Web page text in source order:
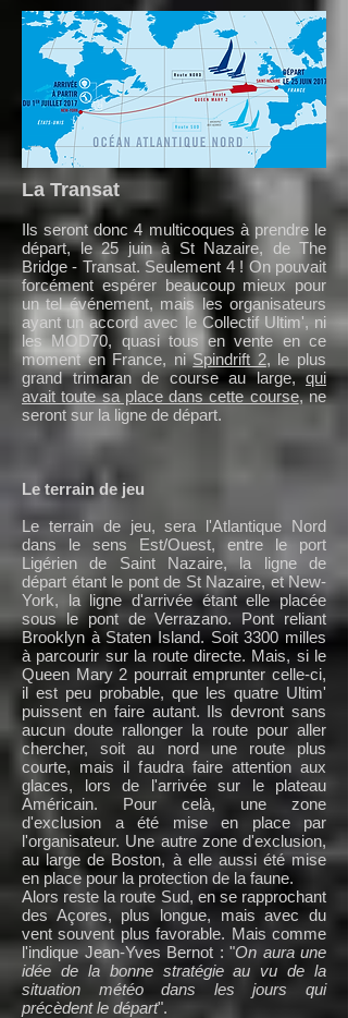
La Transat
Ils seront donc 4 multicoques à prendre le
départ, le 25 juin à St Nazaire, de The
Bridge - Transat. Seulement 4 ! On pouvait
forcément espérer beaucoup mieux pour
un tel événement, mais les organisateurs
ayant un accord avec le Collectif Ultim', ni
les MOD70, quasi tous en vente en ce
moment en France, niSpindrift 2, le plus
grand trimaran de course au large,qui
avait toute sa place dans cette course, ne
seront sur la ligne de départ.
Le terrain de jeu
Le terrain de jeu, sera l'Atlantique Nord
dans le sens Est/Ouest, entre le port
Ligérien de Saint Nazaire, la ligne de
départ étant le pont de St Nazaire, et New-
York, la ligne d'arrivée étant elle placée
sous le pont de Verrazano. Pont reliant
Brooklyn à Staten Island. Soit 3300 milles
à parcourir sur la route directe. Mais, si le
Queen Mary 2 pourrait emprunter celle-ci,
il est peu probable, que les quatre Ultim'
puissent en faire autant. Ils devront sans
aucun doute rallonger la route pour aller
chercher, soit au nord une route plus
courte, mais il faudra faire attention aux
glaces, lors de l'arrivée sur le plateau
Américain. Pour celà, une zone
d'exclusion a été mise en place par
l'organisateur. Une autre zone d'exclusion,
au large de Boston, à elle aussi été mise
en place pour la protection de la faune.
Alors reste la route Sud, en se rapprochant
des Açores, plus longue, mais avec du
vent souvent plus favorable. Mais comme
l'indique Jean-Yves Bernot : "On aura une
idée de la bonne stratégie au vu de la
situation météo dans les jours qui
précèdent le départ".